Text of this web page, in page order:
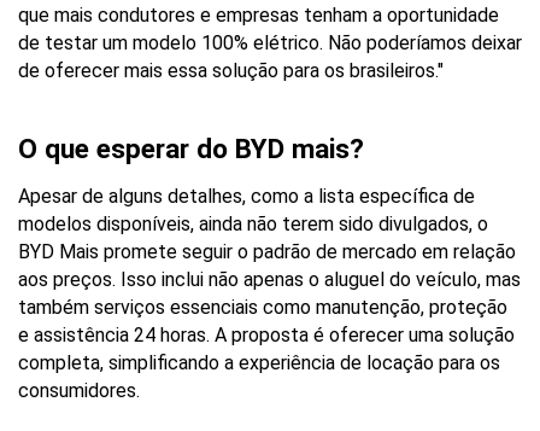
que mais condutores e empresas tenham a oportunidade
de testar um modelo 100% elétrico. Não poderíamos deixar
de oferecer mais essa solução para os brasileiros."
O que esperar do BYD mais?
Apesar de alguns detalhes, como a lista específica de
modelos disponíveis, ainda não terem sido divulgados, o
BYD Mais promete seguir o padrão de mercado em relação
aos preços. Isso inclui não apenas o aluguel do veículo, mas
também serviços essenciais como manutenção, proteção
e assistência 24 horas. A proposta é oferecer uma solução
completa, simplificando a experiência de locação para os
consumidores.